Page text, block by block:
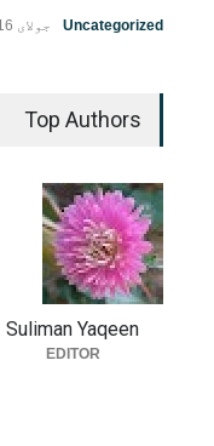
Uncategorized جولای 16, 2025
Top Authors
Suliman Yaqeen
EDITOR